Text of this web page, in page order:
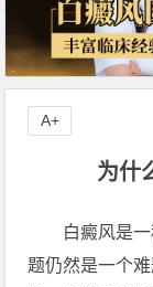
为什
A+
白癜风是一
题仍然是一个